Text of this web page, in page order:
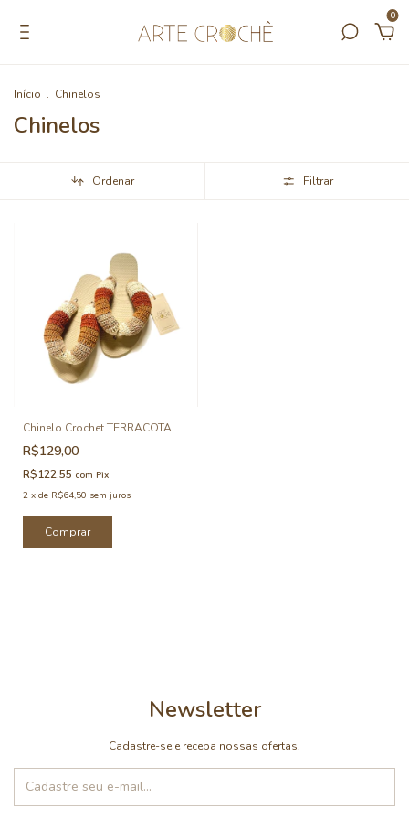
0
Início . Chinelos
Chinelos
Ordenar Filtrar
Chinelo Crochet TERRACOTA
R$129,00
R$122,55 com Pix
2 x de R$64,50 sem juros
Comprar
Newsletter
Cadastre-se e receba nossas ofertas.